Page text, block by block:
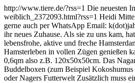
http://www.tiere.de/?rss=1 Die neuesten
weiblich_2372093.html?rss=1 Heidi
gerne auch per WhatsApp Email:
ihr neues Zuhause. Als sie zu uns kam,
lebensfrohe, aktive und freche
Hamsterleben in vollen Zügen genießen
0,6qm also z.B. 120x50x50cm. Das
Buddelboxen (zum Beispiel Kokoshumus
oder Nagers Futterwelt Zusätzlich muss